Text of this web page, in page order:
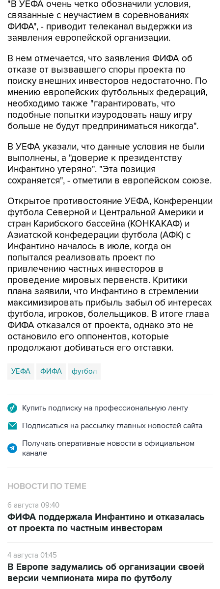
ФИФА", - приводит телеканал выдержки из
заявления европейской организации.
В нем отмечается, что заявления ФИФА об
поиску внешних инвесторов недостаточно. По
мнению европейских футбольных федераций,
необходимо также "гарантировать, что
подобные попытки изуродовать нашу игру
больше не будут предприниматься никогда".
В УЕФА указали, что данные условия не были
Инфантино утеряно". "Эта позиция
сохраняется", - отметили в европейском союзе.
Открытое противостояние УЕФА, Конференции
стран Карибского бассейна (КОНКАКАФ) и
Азиатской конфедерации футбола (АФК) с
Инфантино началось в июле, когда он
попытался реализовать проект по
привлечению частных инвесторов в
проведение мировых первенств. Критики
плана заявили, что Инфантино в стремлении
максимизировать прибыль забыл об интересах
футбола, игроков, болельщиков. В итоге глава
ФИФА отказался от проекта, однако это не
остановило его оппонентов, которые
продолжают добиваться его отставки.
УЕФА ФИФА футбол
Подписаться на рассылку главных новостей сайта
Получать оперативные новости в официальном
НОВОСТИ ПО ТЕМЕ
6 августа 09:40
от проекта по частным инвесторам
4 августа 01:45
версии чемпионата мира по футболу
30 июля 18:45